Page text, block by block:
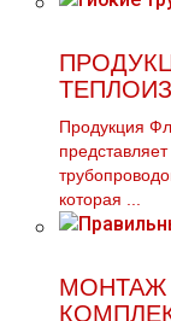
Продукция
которая ...
МОНТАЖ